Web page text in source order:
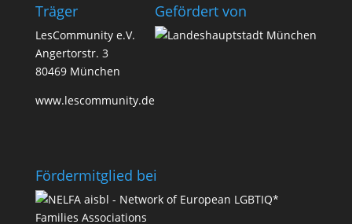
Träger
LesCommunity e.V.
Angertorstr. 3
80469 München
www.lescommunity.de
Geför­dert von
Förder­­mit­glied bei